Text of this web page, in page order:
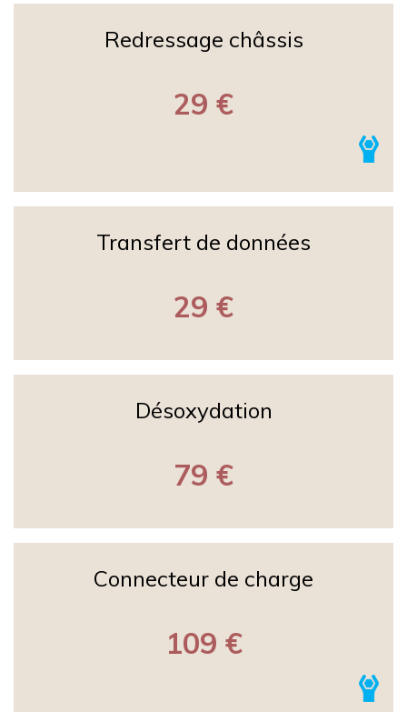
Redressage châssis
29 €
Transfert de données
29 €
Désoxydation
79 €
Connecteur de charge
109 €